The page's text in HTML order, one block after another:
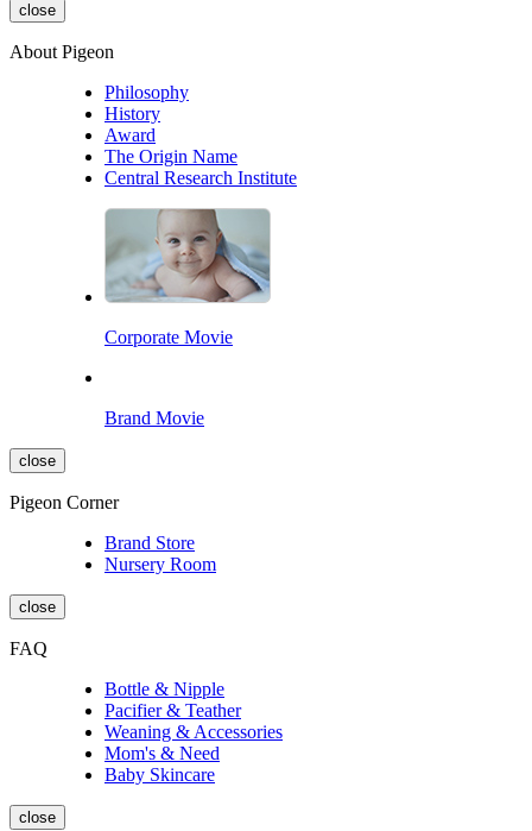
close
About Pigeon
Philosophy
History
Award
The Origin Name
Central Research Institute
Corporate Movie
Brand Movie
close
Pigeon Corner
Brand Store
Nursery Room
close
FAQ
Bottle & Nipple
Pacifier & Teather
Weaning & Accessories
Mom's & Need
Baby Skincare
close